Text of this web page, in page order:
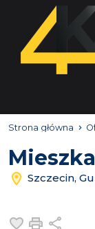
Strona główna
Szczecin,
Dodaj do
Drukuj